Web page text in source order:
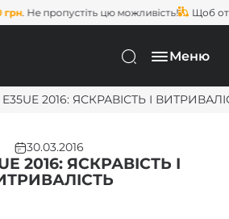
Не пропустіть цю можливість! Щоб
Меню
E35UE 2016: ЯСКРАВІСТЬ І
30.03.2016
2016: ЯСКРАВІСТЬ І